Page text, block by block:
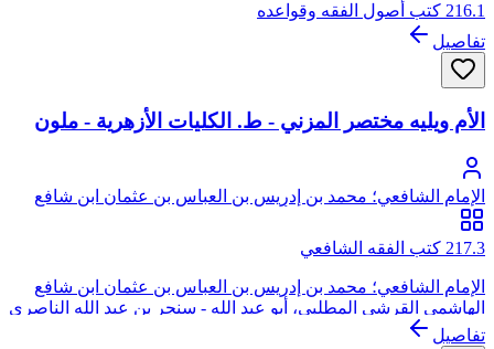
216.1 كتب أصول الفقه وقواعده
تفاصيل
الأم ويليه مختصر المزني - ط. الكليات الأزهرية - ملون
الإمام الشافعي؛ محمد بن إدريس بن العباس بن عثمان ابن شافع
الهاشمي القرشي المطلبي، أبو عبد الله
217.3 كتب الفقه الشافعي
الإمام الشافعي؛ محمد بن إدريس بن العباس بن عثمان ابن شافع
الهاشمي القرشي المطلبي، أبو عبد الله - سنجر بن عبد الله الناصري
- المزني
تفاصيل